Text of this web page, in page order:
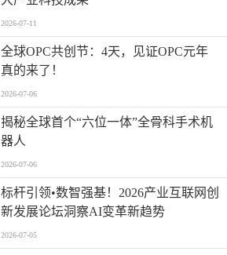
2026-07-11
全球OPC共创节：4天，见证OPC元年
真的来了！
2026-07-06
揭秘全球首个“六位一体”全骨科手术机
器人
2026-07-06
标杆引领•数智强基！2026产业互联网创
新发展论坛洞察AI变革新趋势
2026-07-05